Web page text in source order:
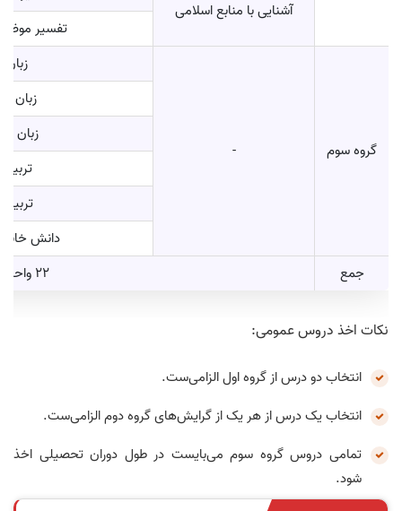
آشنایی با منابع اسلامی
تفسیر
گروه سوم -
زبان
زبان
تربیت
دانش
جمع
22 واحد
نکات اخذ دروس عمومی:
انتخاب دو درس از گروه اول الزامی‌ست.
انتخاب یک درس از هر یک از گرایش‌های گروه دوم الزامی‌ست.
تمامی دروس گروه سوم می‌بایست در طول دوران تحصیلی اخذ
شود.